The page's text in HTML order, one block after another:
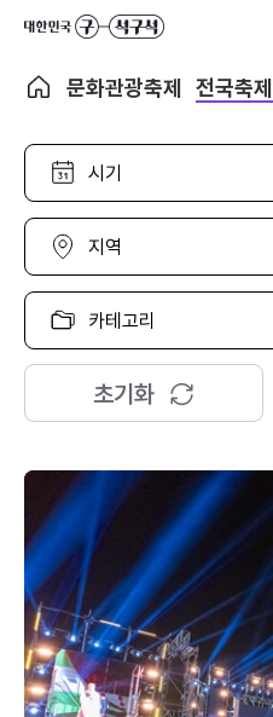
문화관광축제 전국축제
시
선
택
지
선
택
카
고
리
택
초기화